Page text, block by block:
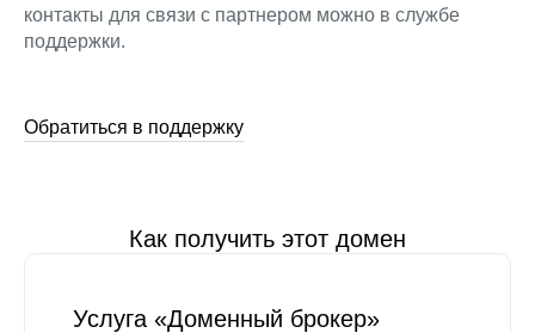
контакты для связи с партнером можно в службе
поддержки.
Обратиться в поддержку
Как получить этот домен
Услуга «Доменный брокер»